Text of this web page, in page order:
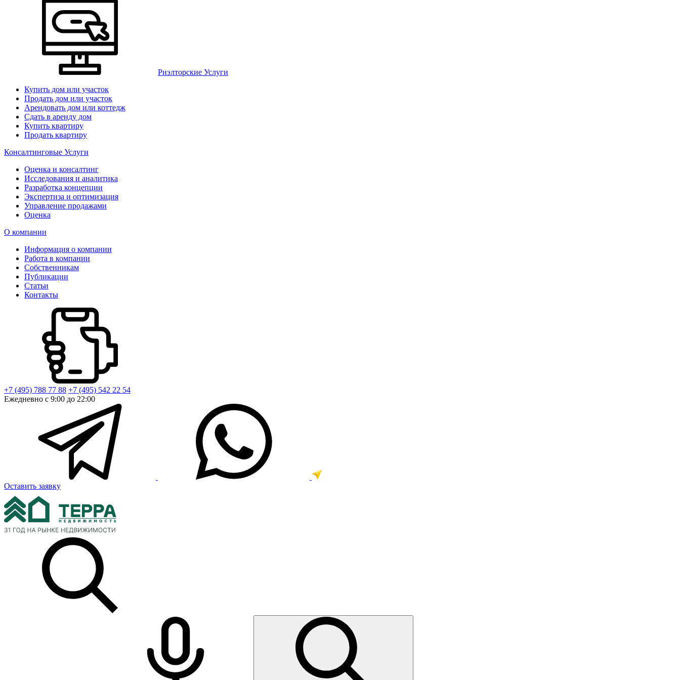
Риэлторские Услуги
Купить дом или участок
Продать дом или участок
Арендовать дом или коттедж
Сдать в аренду дом
Купить квартиру
Продать квартиру
Консалтинговые Услуги
Оценка и консалтинг
Исследования и аналитика
Разработка концепции
Экспертиза и оптимизация
Управление продажами
Оценка
О компании
Информация о компании
Работа в компании
Собственникам
Публикации
Статьи
Контакты
+7 (495) 788 77 88 +7 (495) 542 22 54
Ежедневно с 9:00 до 22:00
Оставить заявку